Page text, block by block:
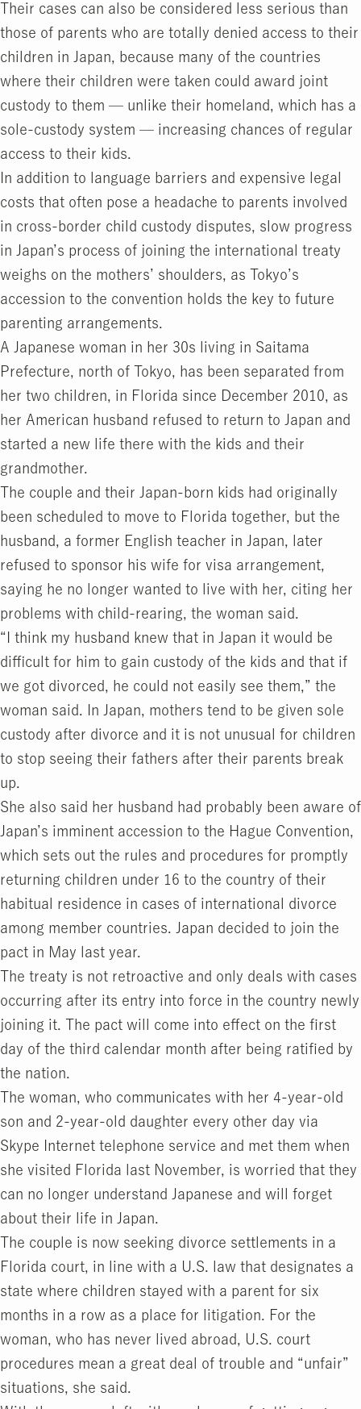
Their cases can also be considered less serious than
those of parents who are totally denied access to their
children in Japan, because many of the countries
where their children were taken could award joint
custody to them — unlike their homeland, which has a
sole-custody system — increasing chances of regular
access to their kids.
In addition to language barriers and expensive legal
costs that often pose a headache to parents involved
in cross-border child custody disputes, slow progress
in Japan’s process of joining the international treaty
weighs on the mothers’ shoulders, as Tokyo’s
accession to the convention holds the key to future
parenting arrangements.
A Japanese woman in her 30s living in Saitama
Prefecture, north of Tokyo, has been separated from
her two children, in Florida since December 2010, as
her American husband refused to return to Japan and
started a new life there with the kids and their
grandmother.
The couple and their Japan-born kids had originally
been scheduled to move to Florida together, but the
husband, a former English teacher in Japan, later
refused to sponsor his wife for visa arrangement,
saying he no longer wanted to live with her, citing her
problems with child-rearing, the woman said.
“I think my husband knew that in Japan it would be
difficult for him to gain custody of the kids and that if
we got divorced, he could not easily see them,” the
woman said. In Japan, mothers tend to be given sole
custody after divorce and it is not unusual for children
to stop seeing their fathers after their parents break
up.
She also said her husband had probably been aware of
Japan’s imminent accession to the Hague Convention,
which sets out the rules and procedures for promptly
returning children under 16 to the country of their
habitual residence in cases of international divorce
among member countries. Japan decided to join the
pact in May last year.
The treaty is not retroactive and only deals with cases
occurring after its entry into force in the country newly
joining it. The pact will come into effect on the first
day of the third calendar month after being ratified by
the nation.
The woman, who communicates with her 4-year-old
son and 2-year-old daughter every other day via
Skype Internet telephone service and met them when
she visited Florida last November, is worried that they
can no longer understand Japanese and will forget
about their life in Japan.
The couple is now seeking divorce settlements in a
Florida court, in line with a U.S. law that designates a
state where children stayed with a parent for six
months in a row as a place for litigation. For the
woman, who has never lived abroad, U.S. court
procedures mean a great deal of trouble and “unfair”
situations, she said.